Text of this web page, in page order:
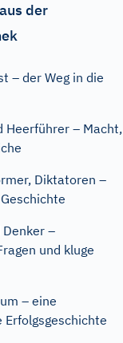
der
– der Weg in die
Heerführer – Macht,
Diktatoren –
–
und kluge
– eine